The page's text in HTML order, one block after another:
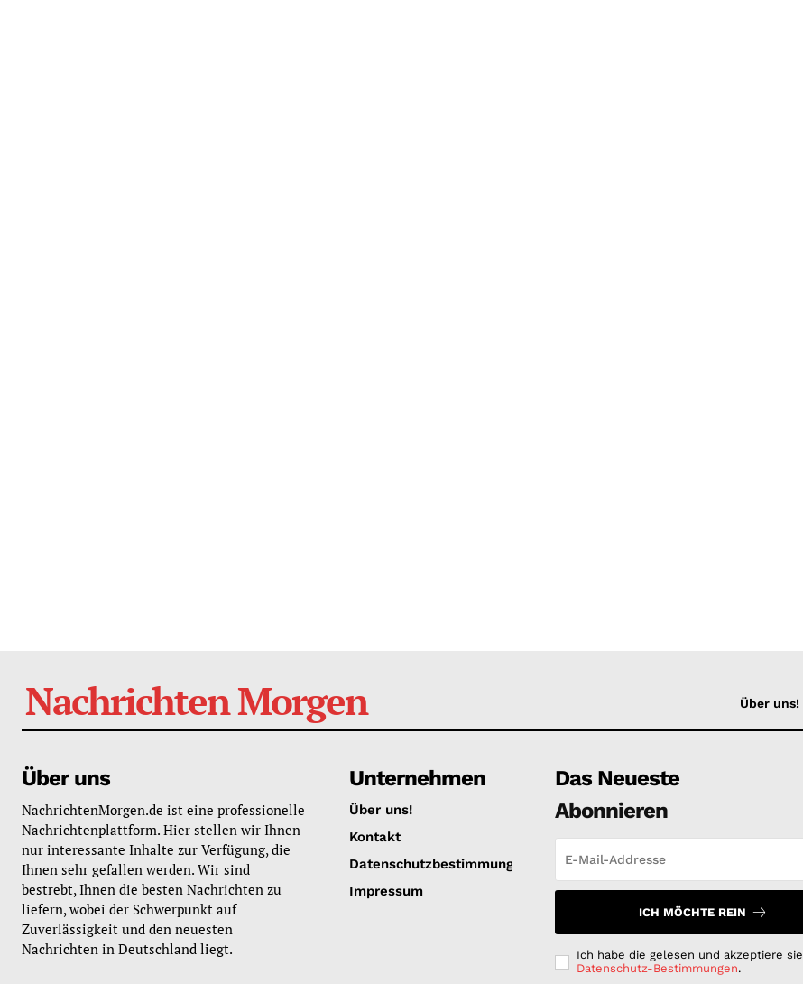
Nachrichten Morgen Über uns!
Über uns
NachrichtenMorgen.de ist eine professionelle
Nachrichtenplattform. Hier stellen wir Ihnen
nur interessante Inhalte zur Verfügung, die
Ihnen sehr gefallen werden. Wir sind
bestrebt, Ihnen die besten Nachrichten zu
liefern, wobei der Schwerpunkt auf
Zuverlässigkeit und den neuesten
Nachrichten in Deutschland liegt.
Unternehmen
Über uns!
Kontakt
Datenschutzbestimmungen
Impressum
Das Neueste
Abonnieren
ICH MÖCHTE REIN
Ich habe die gelesen und akzeptiere sie
Datenschutz-Bestimmungen.